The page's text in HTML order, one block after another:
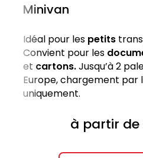
Minivan
Idéal pour les petits
Convient pour les
et cartons.Jusqu’à 2
Europe, chargement par
uniquement.
à partir